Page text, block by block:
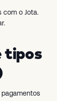
com o Jota.
tipos
pagamentos